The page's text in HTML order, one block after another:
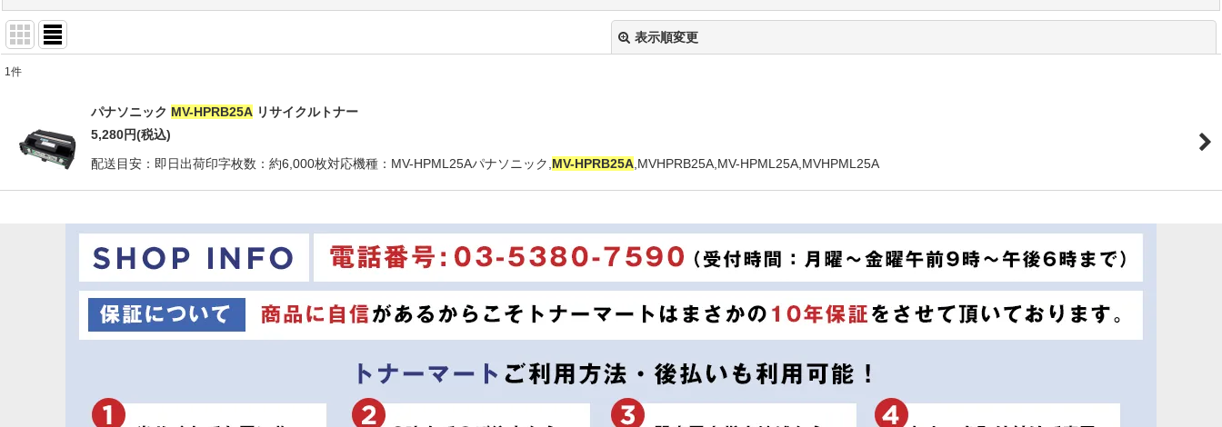
表示順変更
表示数:
1件
パナソニック MV-HPRB25A リサイクルトナー
5,280円(税込)
配送目安：即日出荷印字枚数：約6,000枚対応機種：MV-HPML25Aパナソニック, MV-HPRB25A ,MVHPRB25A,MV-HPML25A,MVHPML25A